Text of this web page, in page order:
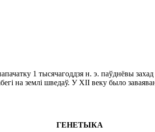
1 тысячагоддзя н. э. паўднёвы
на землі шведаў. У XII веку было
ГЕНЕТЫКА